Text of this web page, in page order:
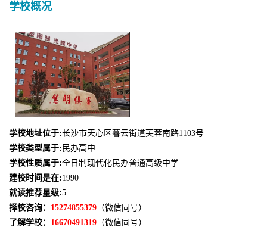
学校概况
学校地址位于:长沙市天心区暮云街道芙蓉南路1103号
学校类型属于: 民办高中
学校性质属于:全日制现代化民办普通高级中学
建校时间是在:1990
就读推荐星级:5
择校咨询： 15274855379 （微信同号）
了解学校： 16670491319 （微信同号）